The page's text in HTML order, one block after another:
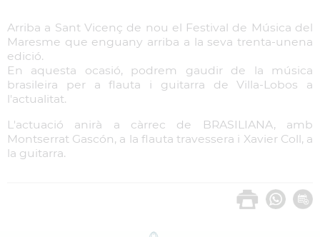
Arriba a Sant Vicenç de nou el Festival de Música del
Maresme que enguany arriba a la seva trenta-unena
edició.
En aquesta ocasió, podrem gaudir de la música
brasileira per a flauta i guitarra de Villa-Lobos a
l'actualitat.
L'actuació anirà a càrrec de BRASILIANA, amb
Montserrat Gascón, a la flauta travessera i Xavier Coll, a
la guitarra.